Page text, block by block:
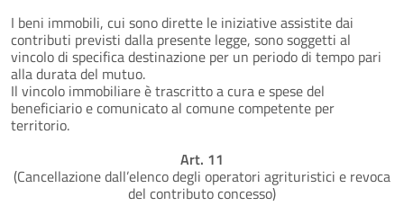
I beni immobili, cui sono dirette le iniziative assistite dai
contributi previsti dalla presente legge, sono soggetti al
vincolo di specifica destinazione per un periodo di tempo pari
alla durata del mutuo.
Il vincolo immobiliare è trascritto a cura e spese del
beneficiario e comunicato al comune competente per
territorio.
Art. 11
(Cancellazione dall’elenco degli operatori agrituristici e revoca
del contributo concesso)